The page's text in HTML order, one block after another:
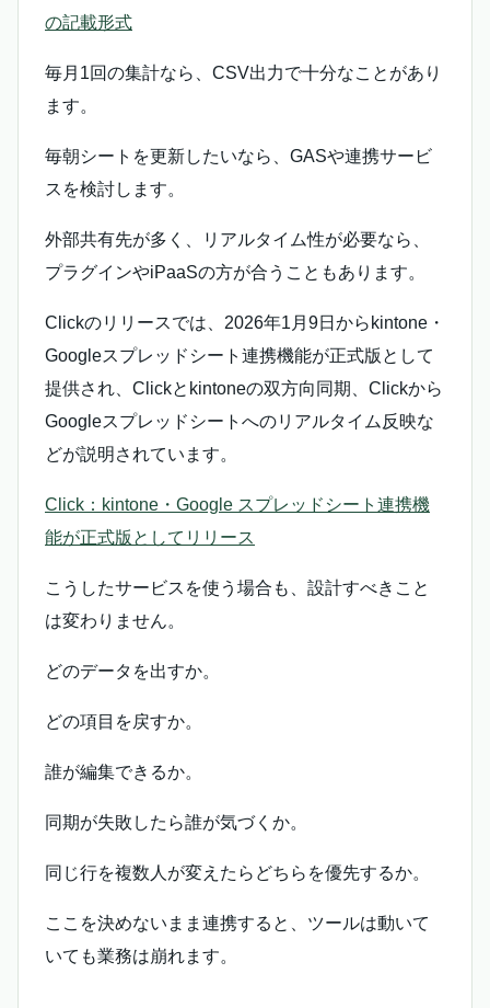
の記載形式
毎月1回の集計なら、CSV出力で十分なことがあり
ます。
毎朝シートを更新したいなら、GASや連携サービ
スを検討します。
外部共有先が多く、リアルタイム性が必要なら、
プラグインやiPaaSの方が合うこともあります。
Clickのリリースでは、2026年1月9日からkintone・
Googleスプレッドシート連携機能が正式版として
提供され、Clickとkintoneの双方向同期、Clickから
Googleスプレッドシートへのリアルタイム反映な
どが説明されています。
Click：kintone・Google スプレッドシート連携機
能が正式版としてリリース
こうしたサービスを使う場合も、設計すべきこと
は変わりません。
どのデータを出すか。
どの項目を戻すか。
誰が編集できるか。
同期が失敗したら誰が気づくか。
同じ行を複数人が変えたらどちらを優先するか。
ここを決めないまま連携すると、ツールは動いて
いても業務は崩れます。